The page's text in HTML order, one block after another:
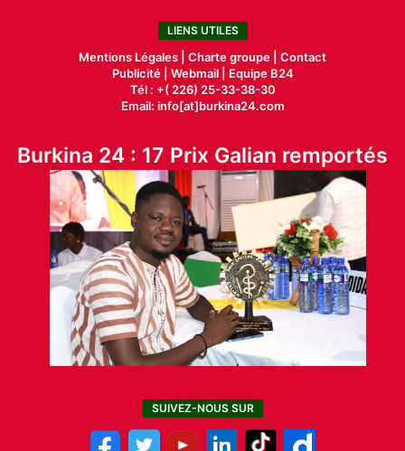
LIENS UTILES
Mentions Légales | Charte groupe | Contact
Publicité| Webmail |
Equipe B24
Tél : +( 226) 25-33-38-30
Email: info[at]burkina24.com
Burkina 24 : 17 Prix Galian remportés
SUIVEZ-NOUS SUR